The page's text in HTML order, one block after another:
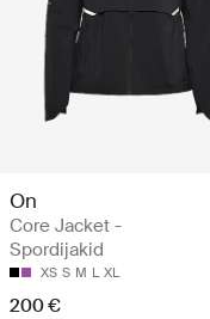
On
Core Jacket -
Spordijakid
XS S M L XL
200 €